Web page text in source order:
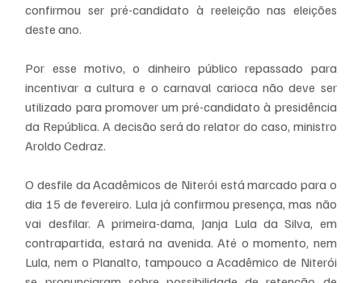
confirmou ser pré-candidato à reeleição nas eleições
deste ano.
Por esse motivo, o dinheiro público repassado para
incentivar a cultura e o carnaval carioca não deve ser
utilizado para promover um pré-candidato à presidência
da República. A decisão será do relator do caso, ministro
Aroldo Cedraz.
O desfile da Acadêmicos de Niterói está marcado para o
dia 15 de fevereiro. Lula já confirmou presença, mas não
vai desfilar. A primeira-dama, Janja Lula da Silva, em
contrapartida, estará na avenida. Até o momento, nem
Lula, nem o Planalto, tampouco a Acadêmico de Niterói